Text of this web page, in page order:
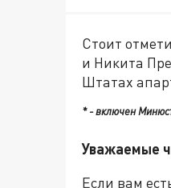
Стоит
и Никита
Штатах
* - включен
Уважаемые
Если вам